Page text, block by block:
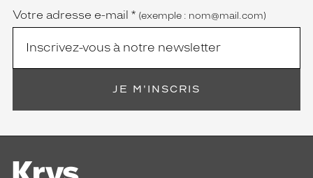
Votre adresse e-mail * (exemple : nom@mail.com)
JE M'INSCRIS